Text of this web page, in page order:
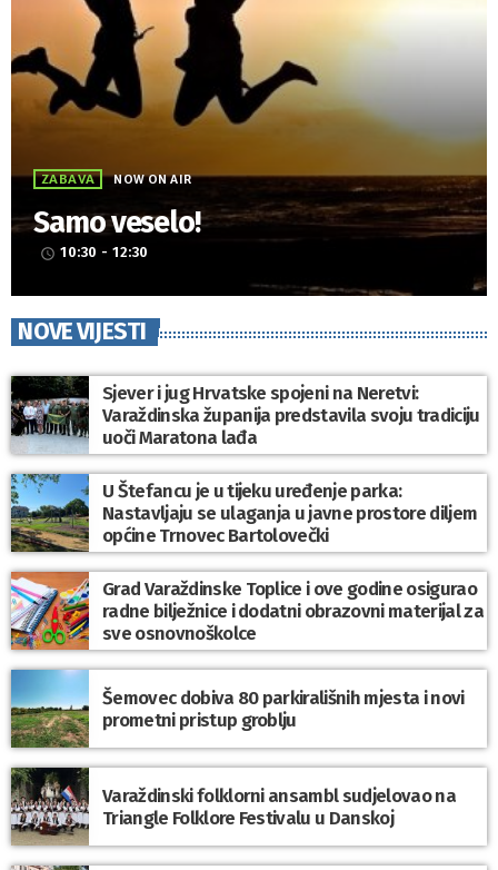
ZABAVA NOW ON AIR
Samo veselo!
access_time 10:30 - 12:30
NOVE VIJESTI
Sjever i jug Hrvatske spojeni na Neretvi:
Varaždinska županija predstavila svoju tradiciju
uoči Maratona lađa
U Štefancu je u tijeku uređenje parka:
Nastavljaju se ulaganja u javne prostore diljem
općine Trnovec Bartolovečki
Grad Varaždinske Toplice i ove godine osigurao
radne bilježnice i dodatni obrazovni materijal za
sve osnovnoškolce
Šemovec dobiva 80 parkirališnih mjesta i novi
prometni pristup groblju
Varaždinski folklorni ansambl sudjelovao na
Triangle Folklore Festivalu u Danskoj